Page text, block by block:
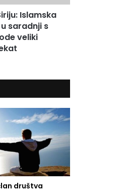
Islamska
saradnji s
veliki
društva